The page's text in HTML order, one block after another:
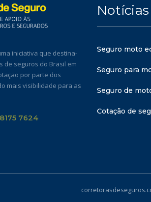
iniciativa que destina-
de seguros do Brasil em
por parte dos
mais visibilidade para as
7624
Notícias
Seguro moto
Seguro para
Seguro de
Cotação de